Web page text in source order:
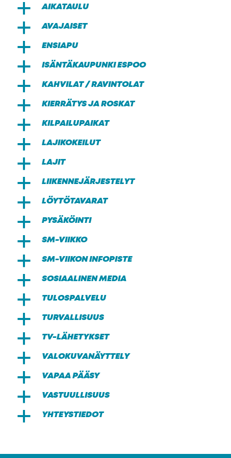
a AIKATAULU
a AVAJAISET
a ENSIAPU
a ISÄNTÄKAUPUNKI ESPOO
a KAHVILAT / RAVINTOLAT
a KIERRÄTYS JA ROSKAT
a KILPAILUPAIKAT
a LAJIKOKEILUT
a LAJIT
a LIIKENNEJÄRJESTELYT
a LÖYTÖTAVARAT
a PYSÄKÖINTI
a SM-VIIKKO
a SM-VIIKON INFOPISTE
a SOSIAALINEN MEDIA
a TULOSPALVELU
a TURVALLISUUS
a TV-LÄHETYKSET
a VALOKUVANÄYTTELY
a VAPAA PÄÄSY
a VASTUULLISUUS
a YHTEYSTIEDOT